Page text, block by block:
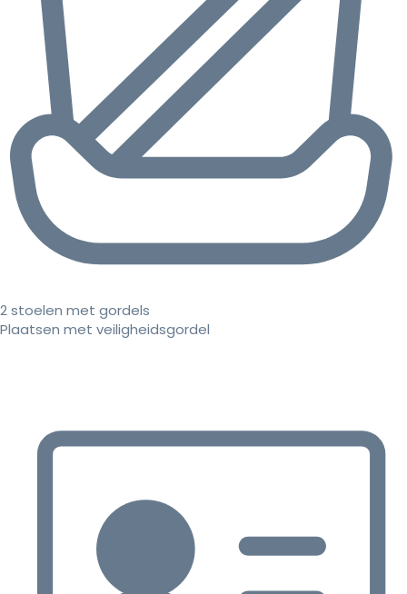
2 stoelen met gordels
Plaatsen met veiligheidsgordel